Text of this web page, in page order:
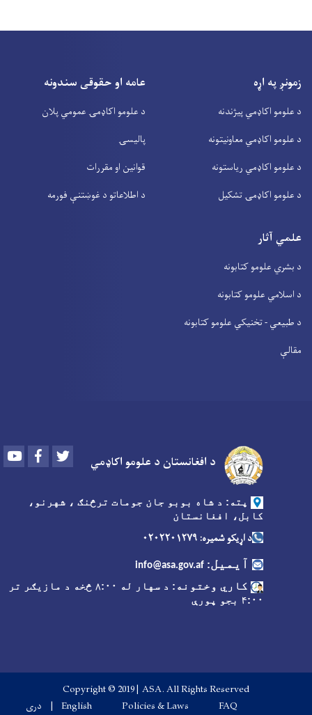
زمونږ په اړه
د علومو اکاډمي پیژندنه
د علومو اکاډمي معاونیتونه
د علومو اکاډمي ریاستونه
د علومو اکاډمۍ تشکیل
عامه او حقوقی سندونه
د علومو اکاډمۍ عمومي پلان
پالیسۍ
قوانین او مقررات
د اطلاعاتو د غوښتنې فورمه
علمي آثار
د بشري علومو کتابونه
د اسلامي علومو کتابونه
د طبیعي - تخنیکي علومو کتابونه
مقالې
د افغانستان د علومو اکاډمي Youtube Facebook
پته: د شاه بوبو جان جومات ترڅنګ ، شهرنو،
کابل، افغانستان
د اړیکو شمیره: ۰۲۰۲۲۰۱۲۷۹
آیمیل:
info@asa.gov.af
کاري وختونه
: د سهار له ۸:۰۰ څخه د مازیګر تر
۴:۰۰ بجو پورې
Copyright © 2019 | ASA. All Rights Reserved
FAQ
Policies & Laws
English دری